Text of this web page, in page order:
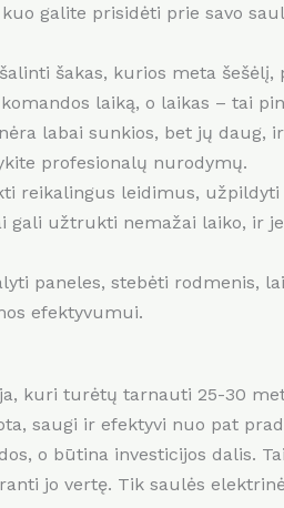
galite prisidėti prie savo
šakas, kurios meta
laiką, o laikas – tai
labai sunkios, bet jų daug,
profesionalų nurodymų.
reikalingus leidimus,
užtrukti nemažai laiko, ir
paneles, stebėti rodmenis,
efektyvumui.
kuri turėtų tarnauti 25-30
saugi ir efektyvi nuo pat
o būtina investicijos dalis.
jo vertę. Tik saulės